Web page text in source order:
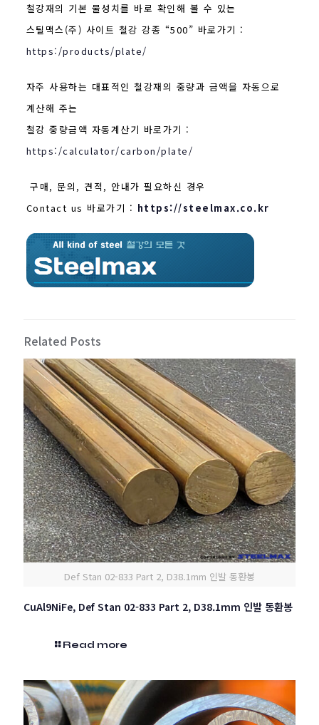
철강재의 기본 물성치를 바로 확인해 볼 수 있는
스틸맥스(주) 사이트 철강 강종 “500” 바로가기 :
https:/products/plate/
자주 사용하는 대표적인 철강재의 중량과 금액을 자동으로
계산해 주는
철강 중량금액 자동계산기 바로가기 :
https:/calculator/carbon/plate/
구매, 문의, 견적, 안내가 필요하신 경우
Contact us 바로가기 : https://steelmax.co.kr
Related Posts
Def Stan 02-833 Part 2, D38.1mm 인발 동환봉
CuAl9NiFe, Def Stan 02-833 Part 2, D38.1mm 인발 동환봉
Read more